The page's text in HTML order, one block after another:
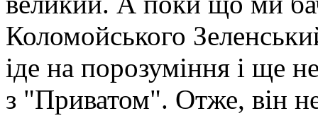
Коломойського
іде на порозуміння і ще
з "Приватом". Отже, він